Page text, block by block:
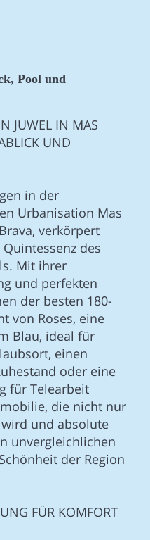
Pool und
JUWEL IN MAS
UND
in der
Urbanisation Mas
verkörpert
des
Mit ihrer
und perfekten
der besten 180-
von Roses, eine
Blau, ideal für
einen
oder eine
für Telearbeit
die nicht nur
und absolute
unvergleichlichen
der Region
FÜR KOMFORT